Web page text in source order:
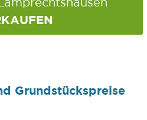
Grundstückspreise